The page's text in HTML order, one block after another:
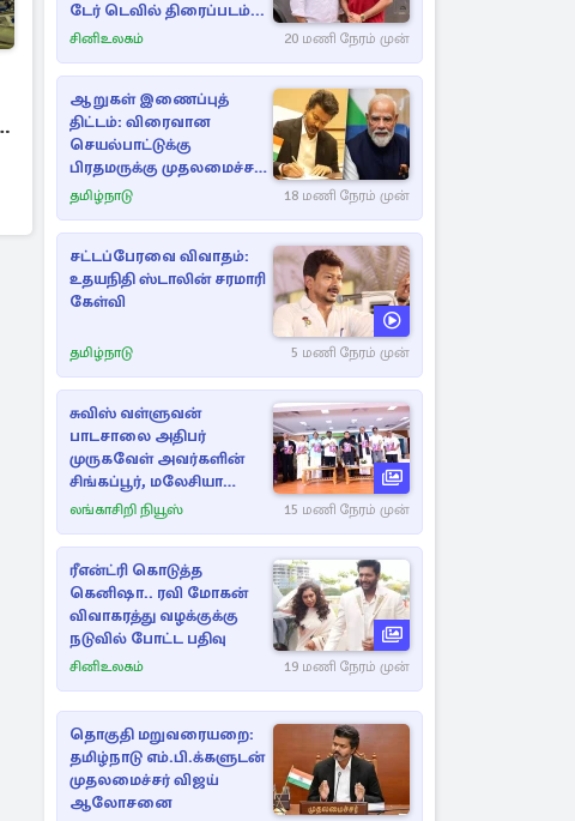
டேர் டெவில் திரைப்படம்...
சினிஉலகம் 20 மணி நேரம் முன்
ஆறுகள் இணைப்புத்
திட்டம்: விரைவான
செயல்பாட்டுக்கு
பிரதமருக்கு முதலமைச்சர்
கடிதம்
தமிழ்நாடு 18 மணி நேரம் முன்
சட்டப்பேரவை விவாதம்:
உதயநிதி ஸ்டாலின் சரமாரி
கேள்வி
தமிழ்நாடு 5 மணி நேரம் முன்
சுவிஸ் வள்ளுவன்
பாடசாலை அதிபர்
முருகவேள் அவர்களின்
சிங்கப்பூர், மலேசியா
மற்றும் தமிழ்நாடு பயண
லங்காசிறி நியூஸ் 15 மணி நேரம் முன்
ரீஎன்ட்ரி கொடுத்த
கெனிஷா.. ரவி மோகன்
விவாகரத்து வழக்குக்கு
நடுவில் போட்ட பதிவு
சினிஉலகம் 19 மணி நேரம் முன்
தொகுதி மறுவரையறை:
தமிழ்நாடு எம்.பி.க்களுடன்
முதலமைச்சர் விஜய்
ஆலோசனை